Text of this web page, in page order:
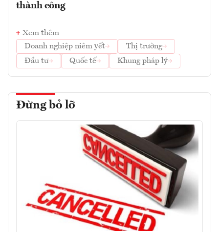
thành công
Xem thêm
Doanh nghiệp niêm yết
Thị trường
Đầu tư
Quốc tế Khung pháp lý
Đừng bỏ lỡ